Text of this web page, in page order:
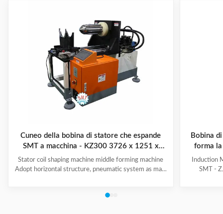
Cuneo della bobina di statore che espande
SMT a macchina - KZ300 3726 x 1251 x
2111mm
Stator coil shaping machine middle forming machine
Adopt horizontal structure, pneumatic system as main
expanding blades is synchronous, no need two times
Bobina
forma
Induction
SMT -